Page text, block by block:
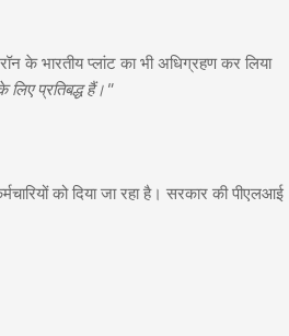
के भारतीय प्लांट का भी अधिग्रहण कर लिया
लिए प्रतिबद्ध हैं।"
को दिया जा रहा है। सरकार की पीएलआई